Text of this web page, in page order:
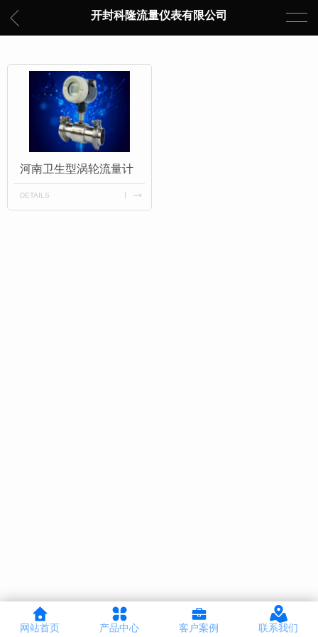
开封科隆流量仪表有限公司
河南卫生型涡轮流量计
DETAILS
网站首页 产品中心 客户案例 联系我们